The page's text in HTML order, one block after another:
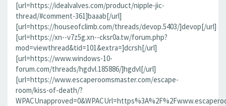
[url=https://idealvalves.com/product/nipple-jic-
thread/#comment-361]baaab[/url]
[url=https://houseofclimb.com/threads/devop.5403/]devop[/url]
[url=https://xn--v7z5g.xn--cksr0a.tw/forum.php?
mod=viewthread&tid=101&extra=]dcrsh[/url]
[url=https://www.windows-10-
forum.com/threads/hgdvl.185886/]hgdvl[/url]
[url=https://www.escaperoomsmaster.com/escape-
room/kiss-of-death/?